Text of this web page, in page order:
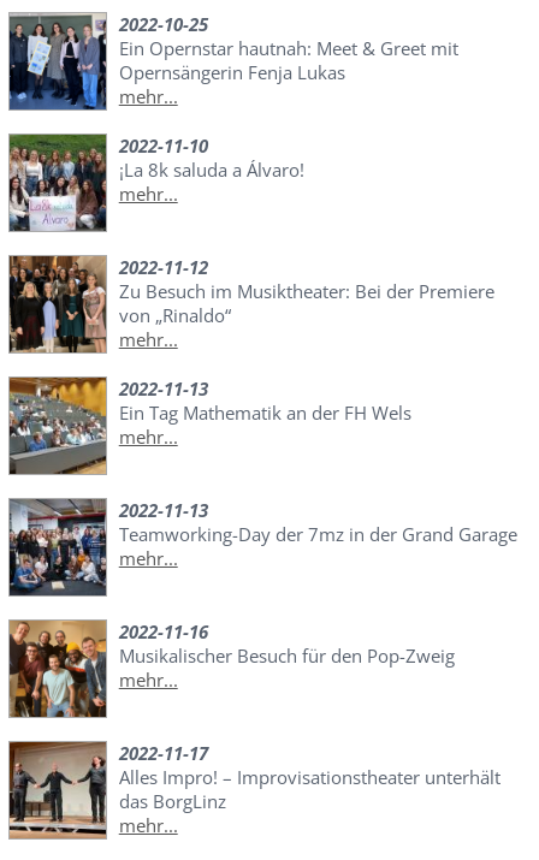
2022-10-25
Ein Opernstar hautnah: Meet & Greet mit
Opernsängerin Fenja Lukas
mehr...
2022-11-10
¡La 8k saluda a Álvaro!
mehr...
2022-11-12
Zu Besuch im Musiktheater: Bei der Premiere
von „Rinaldo“
mehr...
2022-11-13
Ein Tag Mathematik an der FH Wels
mehr...
2022-11-13
Teamworking-Day der 7mz in der Grand Garage
mehr...
2022-11-16
Musikalischer Besuch für den Pop-Zweig
mehr...
2022-11-17
Alles Impro! – Improvisationstheater unterhält
das BorgLinz
mehr...